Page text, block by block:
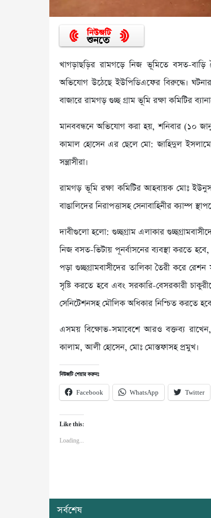
খাগড়াছড়ির রামগড়ে নিজ ভূমিতে বসত-বাড়ি
অভিযোগ উঠেছে ইউপিডিএফের বিরুদ্ধে।
বাজারে রামগড় গুচ্ছ গ্রাম ভূমি রক্ষা কমিটির
মানববন্ধনে অভিযোগ করা হয়, শনিবার (১০
কামাল হোসেন এর ছেলে মো: জাহিদুল
সন্ত্রাসীরা।
রামগড় ভূমি রক্ষা কমিটির আহবায়ক মোঃ
বাঙালিদের নিরাপত্তাসহ সেনাবাহিনীর ক্যাম্প
দাবীগুলো হলো: গুচ্ছগ্রাম এলাকার
নিজ বসত-ভিটায় পূনর্বাসনের ব্যবস্থা করতে হবে,
পড়া গুচ্ছগ্রামবাসীদের তালিকা তৈরী করে রেশন
সৃষ্টি করতে হবে এবং সরকারি-বেসরকারী
সেনিটেশনসহ মৌলিক অধিকার নিশ্চিত করতে
এসময় বিক্ষোভ-সমাবেশে আরও বক্তব্য
কালাম, আলী হোসেন, মোঃ মোস্তফাসহ প্রমুখ।
নিউজটি শেয়ার করুনঃ
Facebook WhatsApp Twitter
Like this:
Loading...
সর্বশেষ